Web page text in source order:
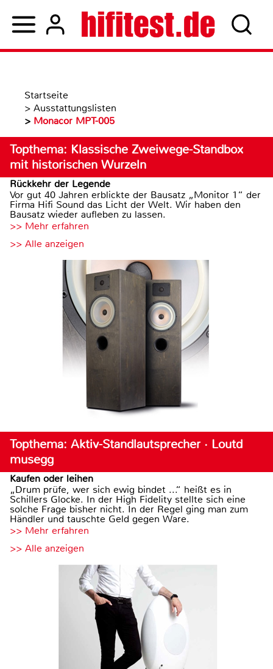
Startseite
> Ausstattungslisten
> Monacor MPT-005
Topthema: Klassische Zweiwege-Standbox
mit historischen Wurzeln
Rückkehr der Legende
Vor gut 40 Jahren erblickte der Bausatz „Monitor 1“ der
Firma Hifi Sound das Licht der Welt. Wir haben den
Bausatz wieder aufleben zu lassen.
>> Mehr erfahren
>> Alle anzeigen
Topthema: Aktiv-Standlautsprecher · Loutd
musegg
Kaufen oder leihen
„Drum prüfe, wer sich ewig bindet ...“ heißt es in
Schillers Glocke. In der High Fidelity stellte sich eine
solche Frage bisher nicht. In der Regel ging man zum
Händler und tauschte Geld gegen Ware.
>> Mehr erfahren
>> Alle anzeigen